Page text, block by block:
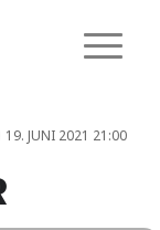
19. JUNI 2021 21:00